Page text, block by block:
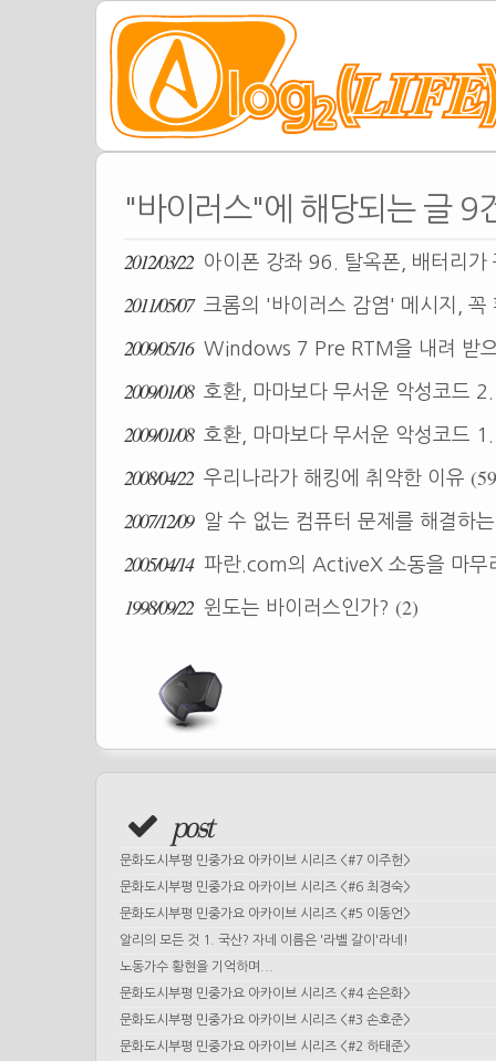
"바이러스"에 해당되는 글 9
2012/03/22 아이폰 강좌 96. 탈옥폰, 배터리
2011/05/07 크롬의 '바이러스 감염' 메시지,
2009/05/16 Windows 7 Pre RTM을 내려 받
2009/01/08 호환, 마마보다 무서운 악성코드
2009/01/08 호환, 마마보다 무서운 악성코드
2008/04/22 우리나라가 해킹에 취약한 이유
2007/12/09
알 수 없는 컴퓨터 문제를 해결하
2005/04/14 파란.com의 ActiveX 소동을 마무
1998/09/22 윈도는 바이러스인가? (2)
post
문화도시부평 민중가요 아카이브 시리즈 <#7 이주헌>
문화도시부평 민중가요 아카이브 시리즈 <#6 최경숙>
문화도시부평 민중가요 아카이브 시리즈 <#5 이동언>
알리의 모든 것 1. 국산? 자네 이름은 '라벨 갈이'라네!
노동가수 황현을 기억하며...
문화도시부평 민중가요 아카이브 시리즈 <#4 손은화>
문화도시부평 민중가요 아카이브 시리즈 <#3 손호준>
문화도시부평 민중가요 아카이브 시리즈 <#2 하태준>